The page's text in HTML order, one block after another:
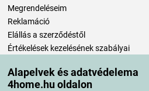
Alapelvek és adatvédelema
4home.hu oldalon
Megrendeléseim
Reklamáció
Elállás a szerződéstől
Értékelések kezelésének szabályai
Szállítási módok